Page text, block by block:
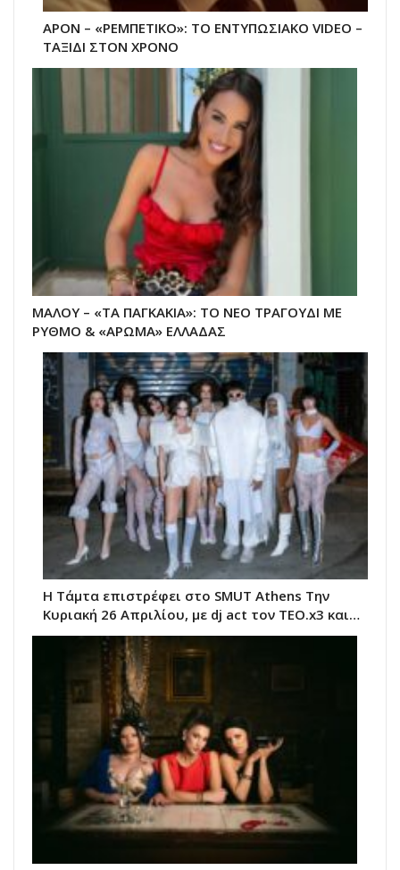
APON – «ΡΕΜΠΕΤΙΚΟ»: ΤΟ ΕΝΤΥΠΩΣΙΑΚΟ VIDEO –
ΤΑΞΙΔΙ ΣΤΟΝ ΧΡΟΝΟ
ΜΑΛΟΥ – «ΤΑ ΠΑΓΚΑΚΙΑ»: ΤΟ ΝΕΟ ΤΡΑΓΟΥΔΙ ΜΕ
ΡΥΘΜΟ & «ΑΡΩΜΑ» ΕΛΛΑΔΑΣ
Η Τάμτα επιστρέφει στο SMUT Athens Tην
Κυριακή 26 Απριλίου, με dj act τον TEO.x3 και…